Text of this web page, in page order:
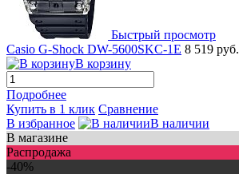
Быстрый просмотр
Casio G-Shock DW-5600SKC-1E 8 519 руб.
В корзину
Подробнее
Купить в 1 клик Сравнение
В избранное
В наличии
В магазине
Распродажа
-40%